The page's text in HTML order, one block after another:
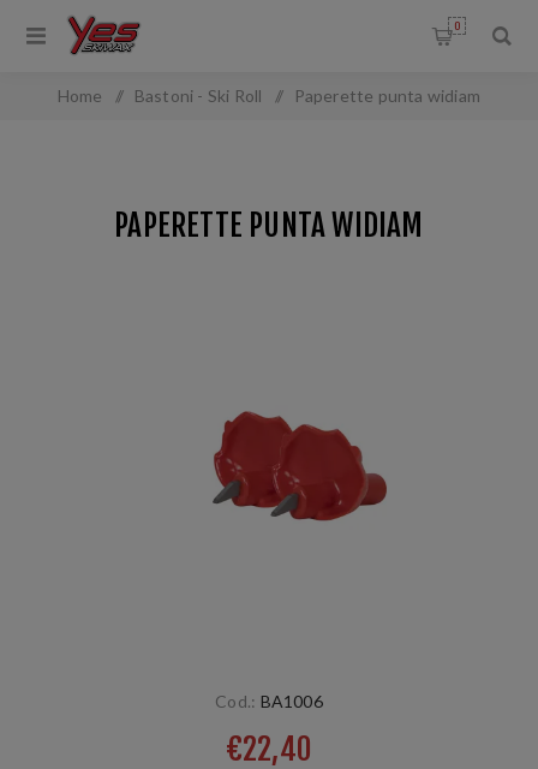
0
Home / Bastoni - Ski Roll / Paperette punta widiam
PAPERETTE PUNTA WIDIAM
Cod.: BA1006
€22,40